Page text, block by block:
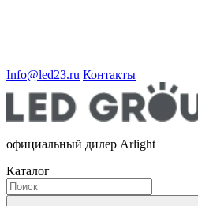
Info@led23.ru Контакты
официальный дилер Arlight
Каталог